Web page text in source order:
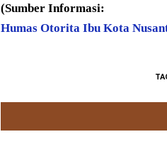
(Sumber Informasi:
Humas Otorita Ibu Kota